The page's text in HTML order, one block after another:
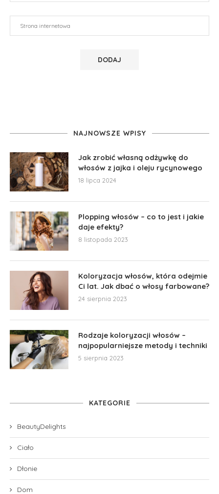
NAJNOWSZE WPISY
Jak zrobić własną odżywkę do
włosów z jajka i oleju rycynowego
18 lipca 2024
Plopping włosów – co to jest i jakie
daje efekty?
8 listopada 2023
Koloryzacja włosów, która odejmie
Ci lat. Jak dbać o włosy farbowane?
24 sierpnia 2023
Rodzaje koloryzacji włosów –
najpopularniejsze metody i techniki
5 sierpnia 2023
KATEGORIE
BeautyDelights
Ciało
Dłonie
Dom